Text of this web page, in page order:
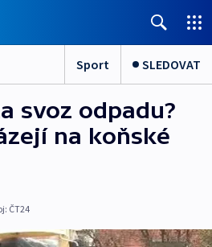
Sport SLEDOVAT
svoz odpadu?
na koňské
ČT24